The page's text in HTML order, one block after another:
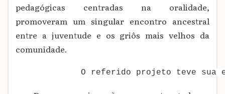
pedagógicas centradas na oralidade,
promoveram um singular encontro ancestral
entre a juventude e os griôs mais velhos da
comunidade.
O referido projeto teve sua estreia no